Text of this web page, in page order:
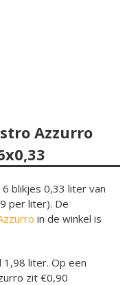
Azzurro
blikjes 0,33 liter van
per liter). De
in de winkel is
1,98 liter. Op een
zit €0,90